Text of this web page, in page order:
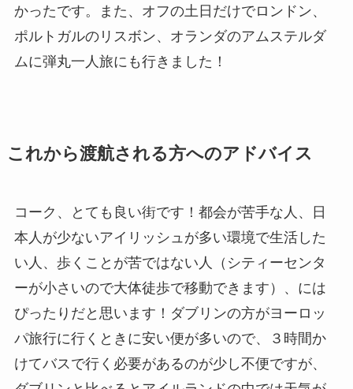
かったです。また、オフの土日だけでロンドン、
ポルトガルのリスボン、オランダのアムステルダ
ムに弾丸一人旅にも行きました！
これから渡航される方へのアドバイス
コーク、とても良い街です！都会が苦手な人、日
本人が少ないアイリッシュが多い環境で生活した
い人、歩くことが苦ではない人（シティーセンタ
ーが小さいので大体徒歩で移動できます）、には
ぴったりだと思います！ダブリンの方がヨーロッ
パ旅行に行くときに安い便が多いので、３時間か
けてバスで行く必要があるのが少し不便ですが、